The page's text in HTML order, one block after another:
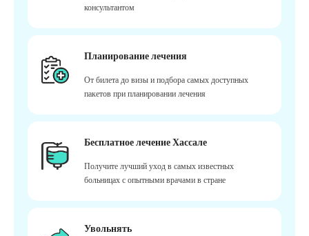
консультантом
Планирование лечения
От билета до визы и подбора самых доступных
пакетов при планировании лечения
Бесплатное лечение Хассале
Получите лучший уход в самых известных
больницах с опытными врачами в стране
Увольнять